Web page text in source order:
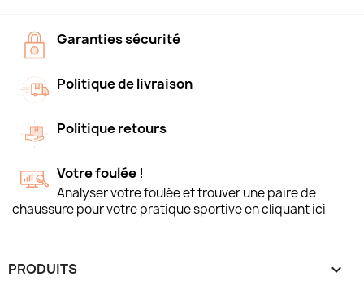
Garanties sécurité
Politique de livraison
Politique retours
Votre foulée !
Analyser votre foulée et trouver une paire de
chaussure pour votre pratique sportive en cliquant ici
PRODUITS 